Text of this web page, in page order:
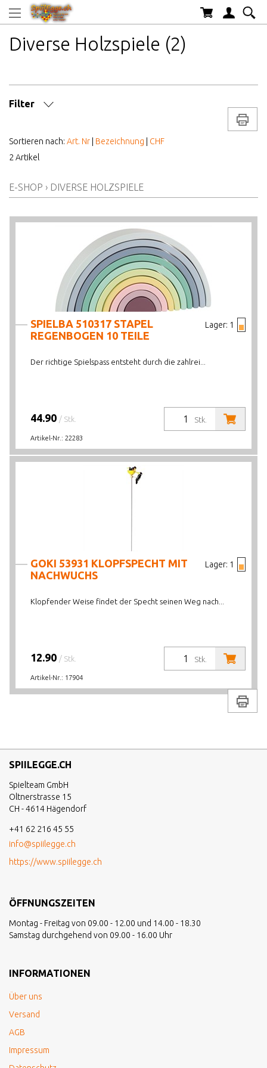
Diverse Holzspiele (2)
Filter
AB WELCHEM ALTER
ALTER AB
PREIS VON BIS
LAGERBESTAND
Sortieren nach: Art. Nr Bezeichnung
CHF
2 Artikel
E-SHOP › DIVERSE HOLZSPIELE
Lager: 1
SPIELBA 510317 STAPEL
REGENBOGEN 10 TEILE
Der richtige Spielspass entsteht durch die zahlrei...
Stk.
44.90 / Stk.
Artikel-Nr.: 22283
Lager: 1
GOKI 53931 KLOPFSPECHT MIT
NACHWUCHS
Klopfender Weise findet der Specht seinen Weg nach...
Stk.
12.90 / Stk.
Artikel-Nr.: 17904
SPIILEGGE.CH
Spielteam GmbH
Oltnerstrasse 15
CH - 4614 Hägendorf
+41 62 216 45 55
info@spiilegge.ch
https://www.spiilegge.ch
ÖFFNUNGSZEITEN
Montag - Freitag von 09.00 - 12.00 und 14.00 - 18.30
Samstag durchgehend von 09.00 - 16.00 Uhr
INFORMATIONEN
Über uns
Versand
AGB
Impressum